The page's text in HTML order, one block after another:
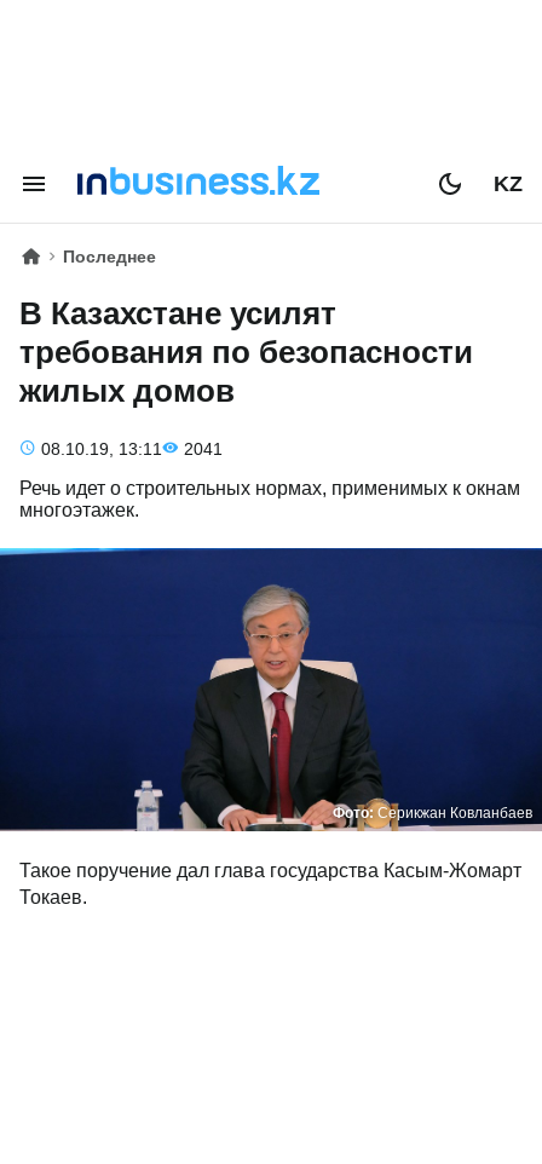
KZ
Последнее
В Казахстане усилят
требования по безопасности
жилых домов
08.10.19, 13:11 2041
Речь идет о строительных нормах, применимых к окнам
многоэтажек.
Фото: Серикжан Ковланбаев
Такое поручение дал глава государства Касым-Жомарт
Токаев.